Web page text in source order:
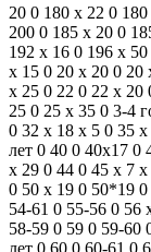
20 0 180 x 22 0
200 0 185 х 20 0
192 x 16 0 196 x 50
x 15 0 20 x 20 0 20
x 25 0 22 0 22 х 20
25 0 25 x 35 0 3-4
0 32 х 18 х 5 0 35 x
лет 0 40 0 40x17 0
х 29 0 44 0 45 х 7 х
0 50 x 19 0 50*19 0
54-61 0 55-56 0 56
58-59 0 59 0 59-60
лет 0 60 0 60-61 0